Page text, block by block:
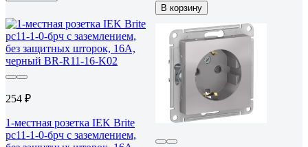
В корзину
254 ₽
1-местная розетка IEK Brite
рс11-1-0-брч с заземлением,